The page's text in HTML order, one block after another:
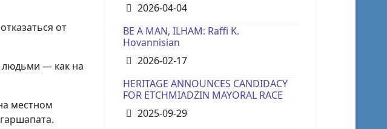
от
людьми — как на
местном
Details
2026-04-04
BE A MAN, ILHAM: Raffi K.
Hovannisian
Details
2026-02-17
HERITAGE ANNOUNCES CANDIDACY
FOR ETCHMIADZIN MAYORAL RACE
Details
2025-09-29